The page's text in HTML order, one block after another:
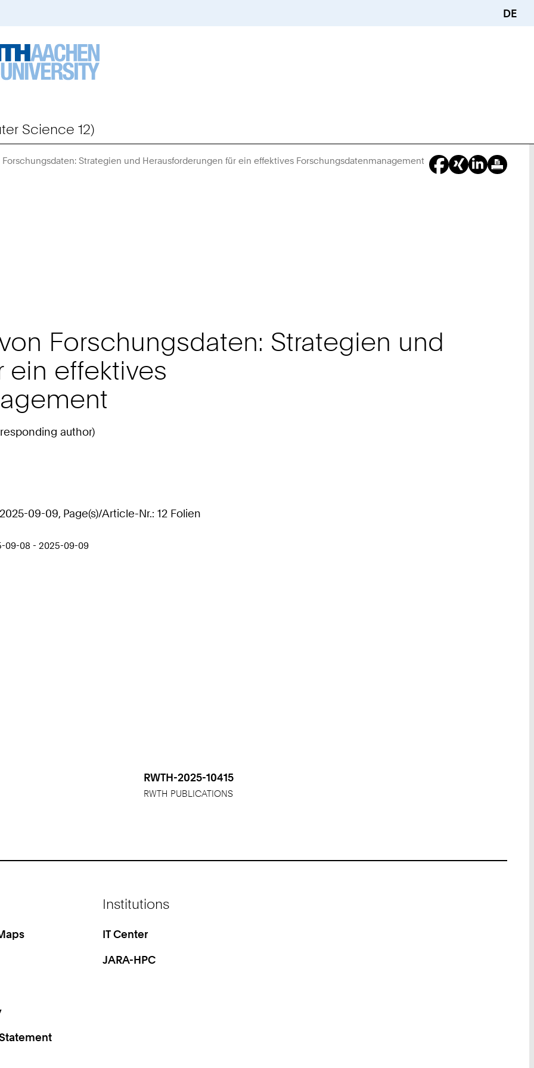
DE
Science 12)
You
Are
Strategien und Herausforderungen für ein effektives Forschungsdatenmanagement
Forschungsdaten: Strategien und
ein effektives
author)
09-09, Page(s)/Article-Nr.: 12 Folien
09-08 - 2025-09-09
RWTH-2025-10415
RWTH PUBLICATIONS
Institutions
IT Center
JARA-HPC